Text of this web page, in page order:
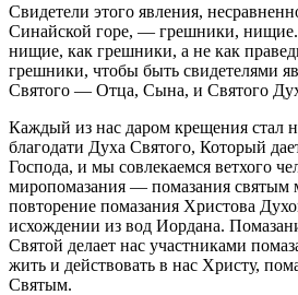
Свидетели этого явления,
Синайской горе, — грешники,
нищие, как грешники, а не как
грешники, чтобы быть свидетелями
Святого — Отца, Сына, и Святого
Каждый из нас даром крещения стал
благодати Духа Святого, Который
Господа, и мы совлекаемся ветхого
миропомазания — помазания святым
повторение помазания Христова
исхождении из вод Иордана.
Святой делает нас участниками
жить и действовать в нас Христу,
Святым.